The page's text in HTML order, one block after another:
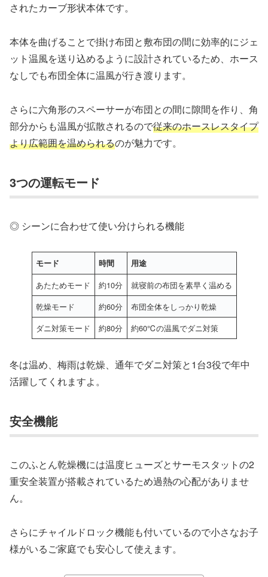
されたカーブ形状本体です。
本体を曲げることで掛け布団と敷布団の間に効率的にジェ
ット温風を送り込めるように設計されているため、ホース
なしでも布団全体に温風が行き渡ります。
さらに六角形のスペーサーが布団との間に隙間を作り、角
部分からも温風が拡散されるので従来のホースレスタイプ
より広範囲を温められるのが魅力です。
3つの運転モード
◎ シーンに合わせて使い分けられる機能
モード 時間 用途
あたためモード 約10分
就寝前の布団を素早く温める
乾燥モード
約60分
布団全体をしっかり乾燥
ダニ対策モード
約80分 約60℃の温風でダニ対策
冬は温め、梅雨は乾燥、通年でダニ対策と1台3役で年中
活躍してくれますよ。
安全機能
このふとん乾燥機には温度ヒューズとサーモスタットの2
重安全装置が搭載されているため過熱の心配がありませ
ん。
さらにチャイルドロック機能も付いているので小さなお子
様がいるご家庭でも安心して使えます。